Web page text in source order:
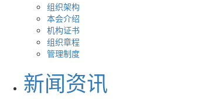
组织架构
本会介绍
机构证书
组织章程
管理制度
新闻资讯